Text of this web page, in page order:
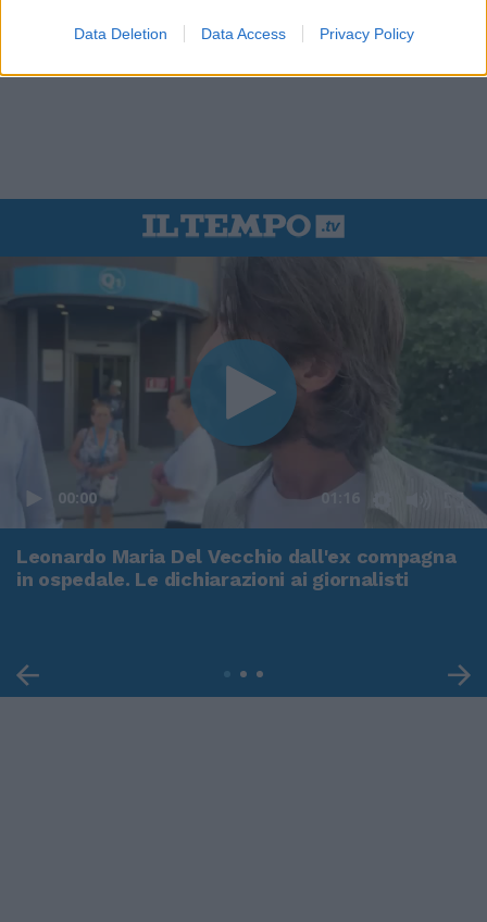
Data Deletion Data Access Privacy Policy
00:00 01:16
Leonardo Maria Del Vecchio dall'ex compagna
in ospedale. Le dichiarazioni ai giornalisti